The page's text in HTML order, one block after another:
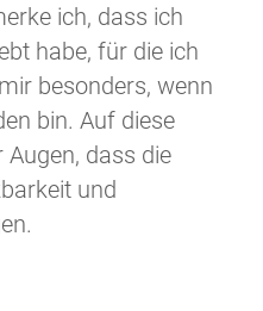
ich, dass ich
habe, für die ich
besonders, wenn
bin. Auf diese
dass die
und